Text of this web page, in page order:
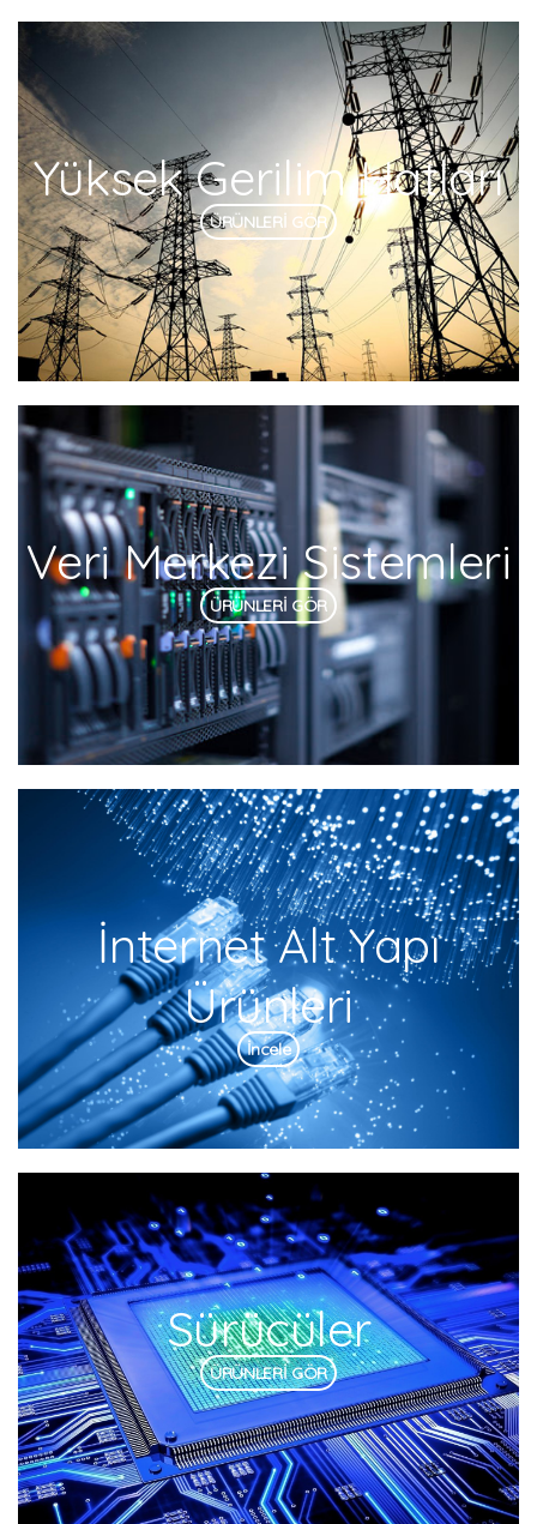
Yüksek Gerilim Hatları
ÜRÜNLERİ GÖR
Veri Merkezi Sistemleri
ÜRÜNLERİ GÖR
İnternet Alt Yapı
Ürünleri
İncele
Sürücüler
ÜRÜNLERİ GÖR